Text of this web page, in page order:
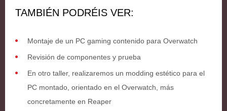
TAMBIÉN PODRÉIS VER:
Montaje de un PC gaming contenido para Overwatch
Revisión de componentes y prueba
En otro taller, realizaremos un modding estético para el
PC montado, orientado en el Overwatch, más
concretamente en Reaper